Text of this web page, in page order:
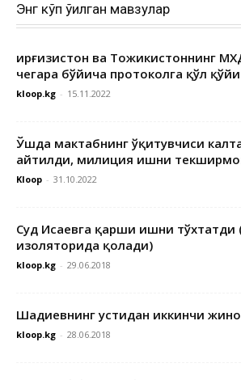
Энг кўп ўқилган мавзулар
Қирғизистон ва Тожикистоннинг
чегара бўйича протоколга қўл
kloop.kg - 15.11.2022
Ўшда мактабнинг ўқитувчиси
айтилди, милиция ишни
Kloop - 31.10.2022
Суд Исаевга қарши ишни тўхтатди
изоляторида қолади)
kloop.kg - 29.06.2018
Шадиевнинг устидан иккинчи
kloop.kg - 28.06.2018